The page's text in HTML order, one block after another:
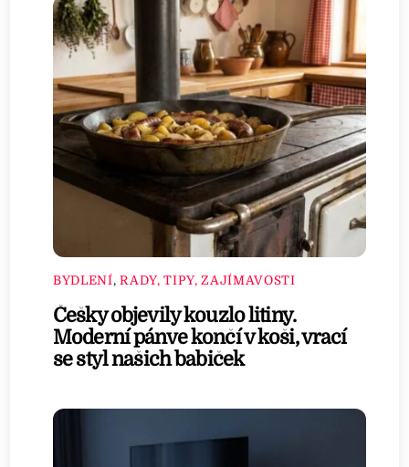
BYDLENÍ,RADY, TIPY, ZAJÍMAVOSTI
Češky objevily kouzlo litiny.
Moderní pánve končí v koši, vrací
se styl našich babiček